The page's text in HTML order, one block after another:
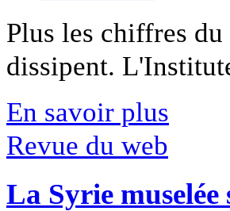
Plus les chiffres
dissipent.
En savoir plus
Revue du web
La Syrie